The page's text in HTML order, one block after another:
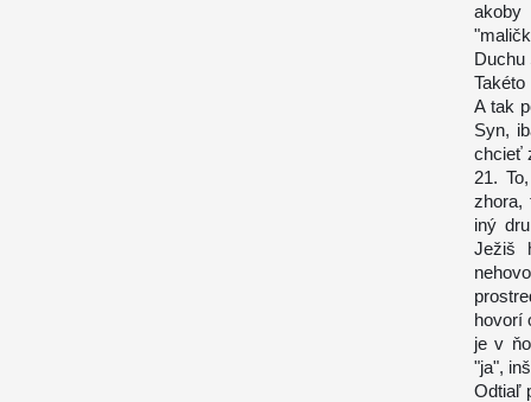
akoby
Duchu
A tak
Syn,
chcieť
21.
zhora,
iný
Ježiš
hovorí
je v
"ja",
Odtiaľ